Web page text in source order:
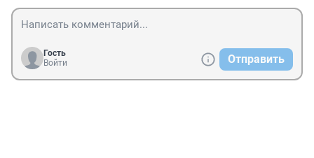
Гость
Войти
Отправить